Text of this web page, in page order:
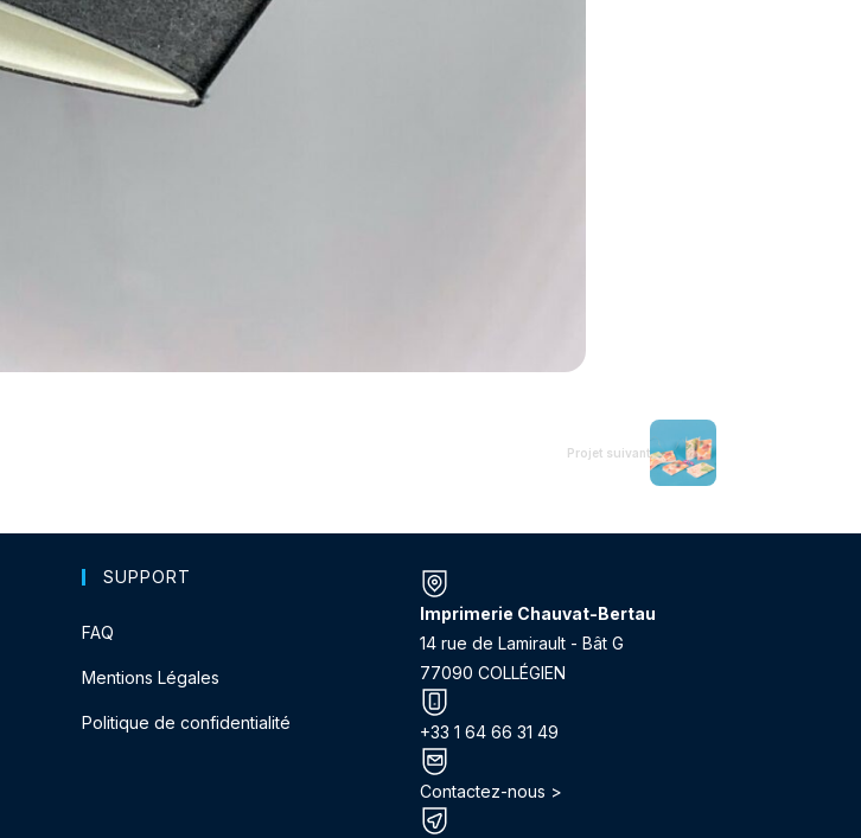
Projet suivant
SUPPORT
FAQ
Mentions Légales
Politique de confidentialité
Imprimerie Chauvat-Bertau
14 rue de Lamirault - Bât G
77090 COLLÉGIEN
+33 1 64 66 31 49
Contactez-nous >